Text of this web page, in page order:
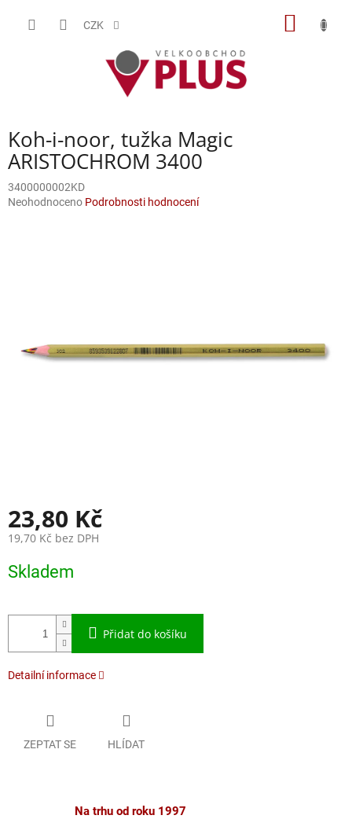
CZK
Koh-i-noor, tužka Magic
ARISTOCHROM 3400
3400000002KD
Průměrné
Neohodnoceno Podrobnosti hodnocení
23,80 Kč
19,70 Kč bez DPH
cena:
Skladem
Přidat do košíku
Detailní informace
ZEPTAT SE HLÍDAT
Na trhu od roku 1997